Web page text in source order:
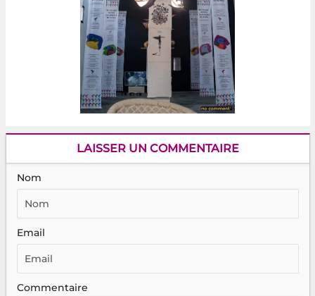
LAISSER UN COMMENTAIRE
Nom
Email
Commentaire